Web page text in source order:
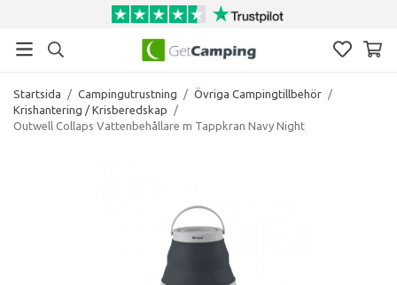
Startsida / Campingutrustning / Övriga Campingtillbehör /
Krishantering / Krisberedskap
/
Outwell Collaps Vattenbehållare m Tappkran Navy Night